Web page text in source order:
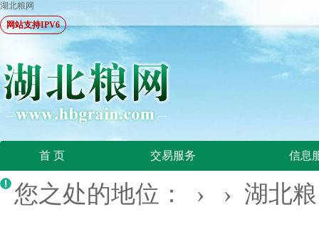
湖北粮网
网站支持IPV6
首 页 交易服务 信息
您之处的地位： › › 湖北